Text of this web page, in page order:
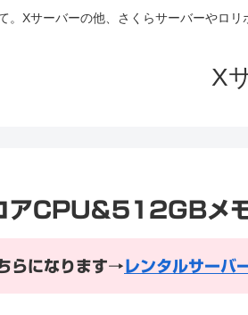
。Xサーバーの他、さくらサーバーやロ
X
アCPU&512GBメ
らになります→ レンタルサーバ